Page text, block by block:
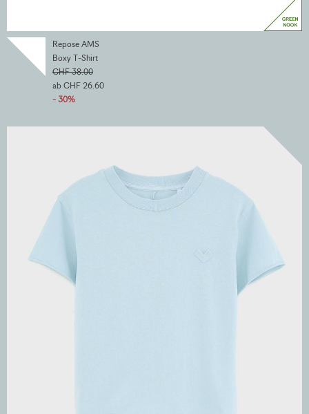
Repose AMS
Boxy T-Shirt
CHF 38.00
ab CHF 26.60
- 30%